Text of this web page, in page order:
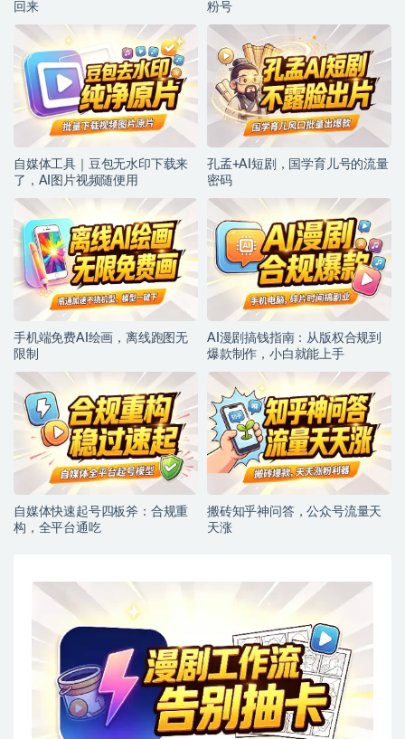
回来
粉号
自媒体工具｜豆包无水印下载来
了，AI图片视频随便用
孔孟+AI短剧，国学育儿号的流量
密码
手机端免费AI绘画，离线跑图无
限制
AI漫剧搞钱指南：从版权合规到
爆款制作，小白就能上手
自媒体快速起号四板斧：合规重
构，全平台通吃
搬砖知乎神问答，公众号流量天
天涨